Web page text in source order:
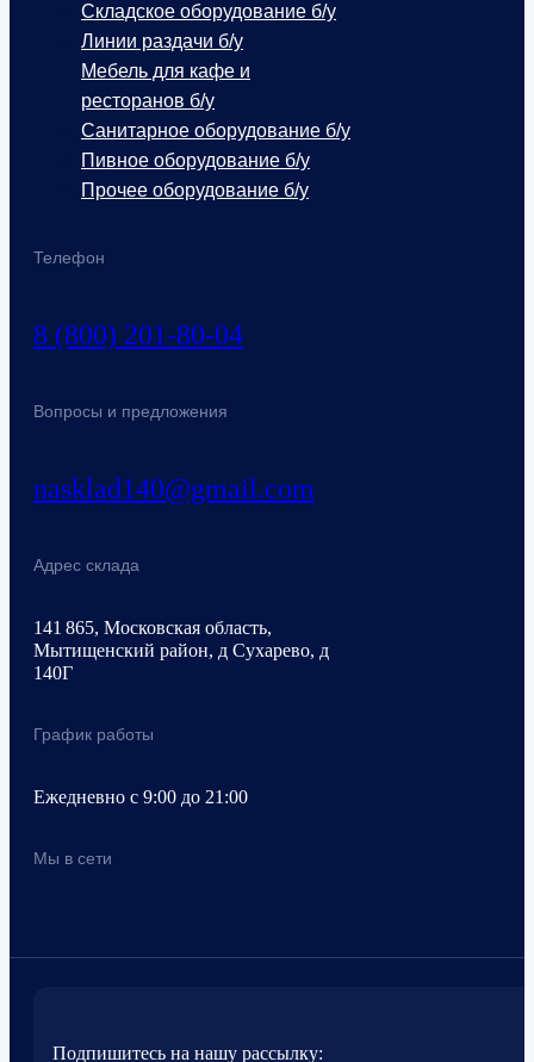
Телефон
8 (800) 201-80-04
Вопросы и предложения
nasklad140@gmail.com
Адрес склада
141 865, Московская область,
Мытищенский район, д Сухарево, д
140Г
График работы
Ежедневно с 9:00 до 21:00
Мы в сети
Складское оборудование б/у
Линии раздачи б/у
Мебель для кафе и
ресторанов б/у
Санитарное оборудование б/у
Пивное оборудование б/у
Прочее оборудование б/у
Подпишитесь на нашу рассылку: